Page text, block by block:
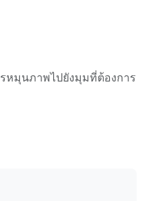
หมุนภาพไปยังมุมที่ต้องการ